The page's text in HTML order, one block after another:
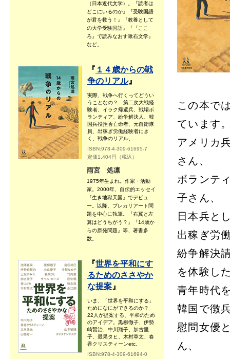
（日本近代文学）。『読者は
どこにいるのか』『受験国語
が君を救う！』『教養として
の大学受験国語』『『ここ
ろ』で読みなおす漱石文学』
など。
『 １４歳からの戦
争のリアル』
実際、戦争へ行くってどうい
うことなの？ 第二次大戦経
験者、イラク帰還兵、戦場ボ
ランティア、紛争解決人、韓
国兵役拒否亡命者、元自衛隊
員、出稼ぎ労働経験者にき
く、戦争のリアル。
ISBN:978-4-309-61695-7
定価1,404円（税込）
雨宮 処凛
1975年生まれ。作家・活動
家。2000年、自伝的エッセイ
『生き地獄天国』でデビュ
ー。以降、プレカリアート問
題を中心に執筆。『右翼と左
翼はどうちがう？』『14歳か
らの原発問題』等、著書多
数。
『世界を平和にす
るためのささやか
な提案 』
いま、「世界を平和にする」
ためになにができるのか？
22人が提案する、平和のため
のアイデア。黒柳徹子、伊勢
崎賢治、中川翔子、加古里
子、最果タヒ、木村草太、春
香クリスティーンetc.
ISBN:978-4-309-61694-0
この本で
ています
アメリカ
さん、
ボランテ
子さん、
日本兵と
出稼ぎ労
紛争解決
を体験し
青年時代
韓国で徴
慰問女優
ん、